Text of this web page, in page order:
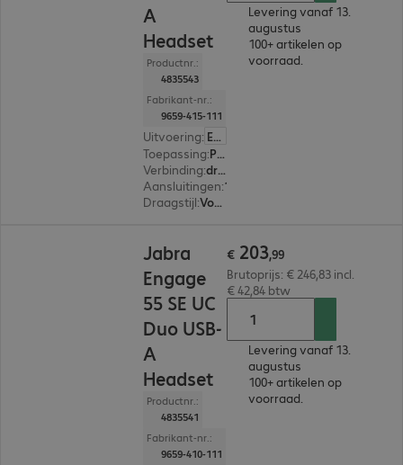
A
Headset
Productnr.:
4835543
Fabrikant-nr.:
9659-415-111
Uitvoering: Europa
Toepassing: PC, Notebook
Verbinding:
draadloos
Aansluitingen:
Draagstijl: Voor beide oren
Levering vanaf 13.
augustus
100+ artikelen op
voorraad.
Jabra
Engage
55 SE UC
Duo USB-
A
Headset
Productnr.:
4835541
Fabrikant-nr.:
9659-410-111
€ 203,99
Brutoprijs: € 246,83 incl.
€ 42,84 btw
Levering vanaf 13.
augustus
100+ artikelen op
voorraad.